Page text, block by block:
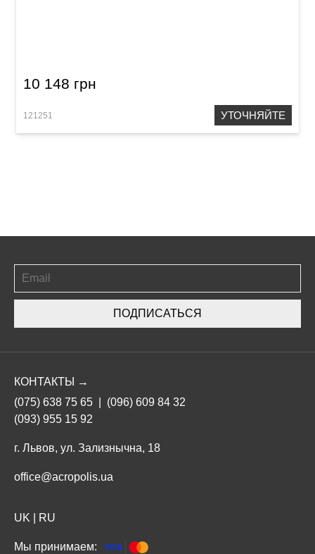
10 148 грн
121251 УТОЧНЯЙТЕ
ПОДПИСАТЬСЯ
КОНТАКТЫ →
(075) 638 75 65
(096) 609 84 32
(093) 955 15 92
г. Львов, ул. Зализнычна, 18
office@acropolis.ua
UK RU
Мы принимаем: